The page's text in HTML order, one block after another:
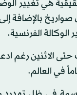
هي تغيير
الفرنسية.
الاثنين رغم
في العالم.